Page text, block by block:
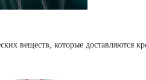
веществ, которые доставляются